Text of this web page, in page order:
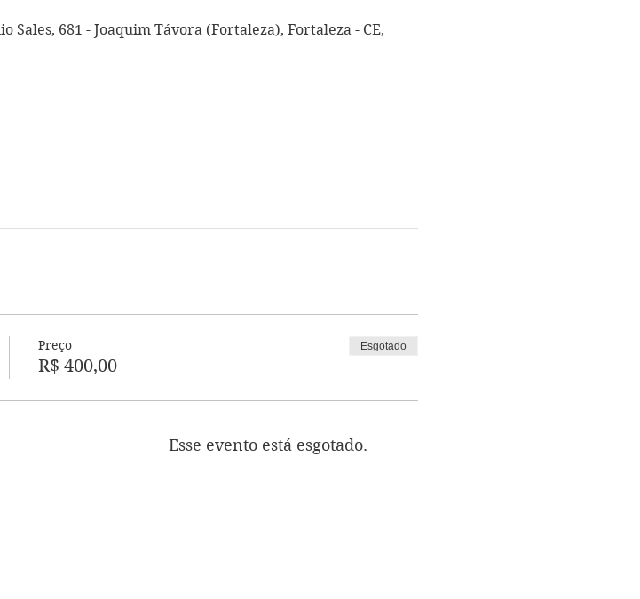
681 - Joaquim Távora (Fortaleza), Fortaleza - CE,
Preço
R$ 400,00
Esgotado
Esse evento está esgotado.